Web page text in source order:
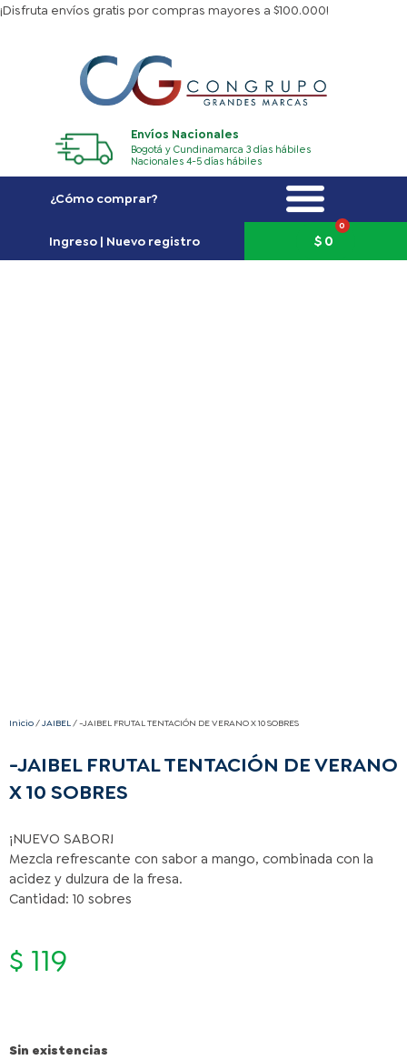
Ir
¡Disfruta envíos gratis por compras mayores a $100.000!
Envíos Nacionales
Bogotá y Cundinamarca 3 días hábiles
Nacionales 4-5 días hábiles
¿Cómo comprar?
Ingreso | Nuevo registro $0
0
Carrito
Inicio/JAIBEL/ -JAIBEL FRUTAL TENTACIÓN DE VERANO X 10 SOBRES
-JAIBEL FRUTAL TENTACIÓN DE VERANO
X 10 SOBRES
¡NUEVO SABOR!
Mezcla refrescante con sabor a mango, combinada con la
acidez y dulzura de la fresa.
Cantidad: 10 sobres
$ 119
Sin existencias